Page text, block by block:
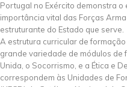
Portugal no Exército demonstra
importância vital das Forças
estruturante do Estado que serve.
A estrutura curricular de formação
grande variedade de módulos de
Unida, o Socorrismo, e a Ética e
correspondem às Unidades de